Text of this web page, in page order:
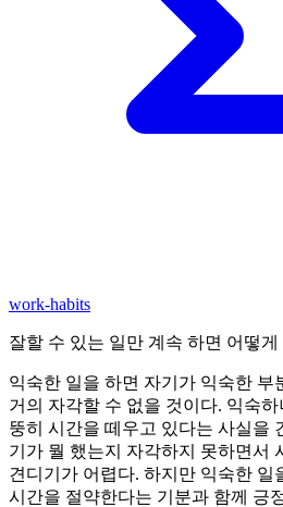
work-habits
잘할 수 있는 일만 계속 하면 어떻게
익숙한 일을 하면 자기가 익숙한 부
거의 자각할 수 없을 것이다. 익숙
뚱히 시간을 떼우고 있다는 사실을
기가 뭘 했는지 자각하지 못하면서
견디기가 어렵다. 하지만 익숙한 일
시간을 절약한다는 기분과 함께 긍